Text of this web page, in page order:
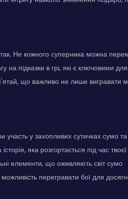
Не кожного суперника можна
на підказки в грі, які є ключовими
що важливо не лише вигравати
участь у захопливих сутичках сумо
яка розгортається під час
елементи, що оживляють світ сумо
перегравати бої для